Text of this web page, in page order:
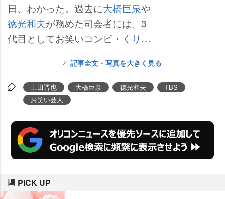
日、わかった。過去に大橋巨泉
徳光和夫が務めた司会者には、3
代目としてお笑いコンビ・ くりぃ
むしちゅーの上田晋也が起用され
た。名ゼリフ「倍率、ドン」を用
いながら、軽快に番組収録を行っ
た上田は「こんな名ゼリフを言え
てもいいくらいのエクスタシーを
感じています」と感激しきりだっ
た。
記事全文・写真を大きく見る
上田晋也 大橋巨泉 徳光和夫
TBS
お笑い芸人
PICK UP